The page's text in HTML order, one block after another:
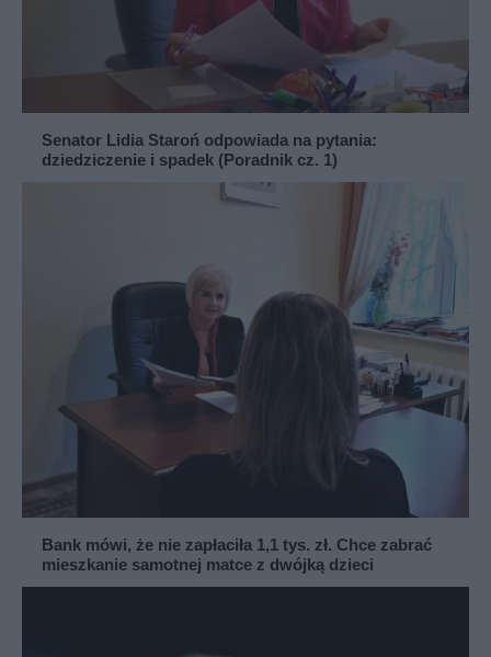
Senator Lidia Staroń odpowiada na pytania:
dziedziczenie i spadek (Poradnik cz. 1)
Bank mówi, że nie zapłaciła 1,1 tys. zł. Chce zabrać
mieszkanie samotnej matce z dwójką dzieci